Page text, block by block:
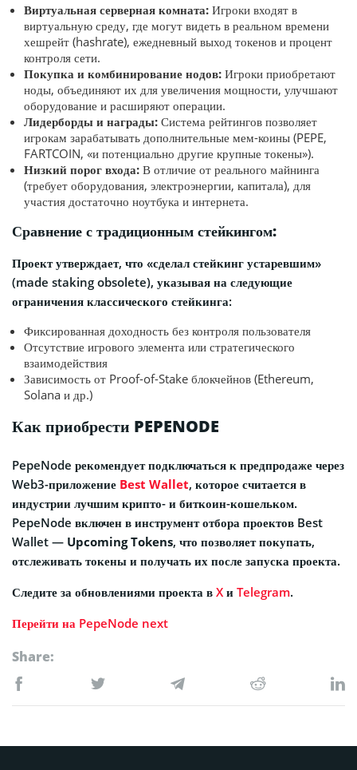
Виртуальная серверная комната: Игроки входят в
виртуальную среду, где могут видеть в реальном времени
хешрейт (hashrate), ежедневный выход токенов и процент
контроля сети.
Покупка и комбинирование нодов: Игроки приобретают
ноды, объединяют их для увеличения мощности, улучшают
оборудование и расширяют операции.
Лидерборды и награды: Система рейтингов позволяет
игрокам зарабатывать дополнительные мем-коины (PEPE,
FARTCOIN, «и потенциально другие крупные токены»).
Низкий порог входа: В отличие от реального майнинга
(требует оборудования, электроэнергии, капитала), для
участия достаточно ноутбука и интернета.
Сравнение с традиционным стейкингом:
Проект утверждает, что «сделал стейкинг устаревшим»
(made staking obsolete), указывая на следующие
ограничения классического стейкинга:
Фиксированная доходность без контроля пользователя
Отсутствие игрового элемента или стратегического
взаимодействия
Зависимость от Proof-of-Stake блокчейнов (Ethereum,
Solana и др.)
Как приобрести PEPENODE
PepeNode рекомендует подключаться к предпродаже через
Web3-приложение Best Wallet, которое считается в
индустрии лучшим крипто- и биткоин-кошельком.
PepeNode включен в инструмент отбора проектов Best
Wallet — Upcoming Tokens, что позволяет покупать,
отслеживать токены и получать их после запуска проекта.
Следите за обновлениями проекта в X и Telegram.
Перейти на PepeNode next
Share: